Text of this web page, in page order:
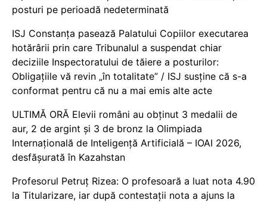
posturi pe perioadă nedeterminată
ISJ Constanța pasează Palatului Copiilor executarea
hotărârii prin care Tribunalul a suspendat chiar
deciziile Inspectoratului de tăiere a posturilor:
Obligațiile vă revin „în totalitate” / ISJ susține că s-a
conformat pentru că nu a mai emis alte acte
ULTIMĂ ORĂ Elevii români au obținut 3 medalii de
aur, 2 de argint și 3 de bronz la Olimpiada
Internațională de Inteligență Artificială – IOAI 2026,
desfășurată în Kazahstan
Profesorul Petruț Rizea: O profesoară a luat nota 4.90
la Titularizare, iar după contestații nota a ajuns la